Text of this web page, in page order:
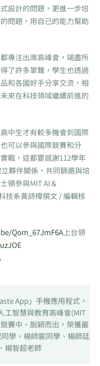
設計的問題，更進一步培
問題，用自己的能力幫助
專注出席高峰會，竭盡所
了許多掌聲，學生也透過
和各國好手分享交流，相
來在科技領域繼續前進的
中生才有較多機會到國際
可以參與國際競賽和分
戰，這都要感謝112學年
夥伴關係，共同篩選與培
頓參與MIT AI &
技系黃詩樺撰文 / 編輯核
Qom_67JmF6A 上台領
App」手機應用程式，
工智慧與教育高峰會(MIT
賽中，脫穎而出，榮獲最
學、楊師宸同學、楊師廷
楊智超老師